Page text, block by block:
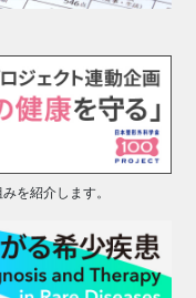
を紹介します。